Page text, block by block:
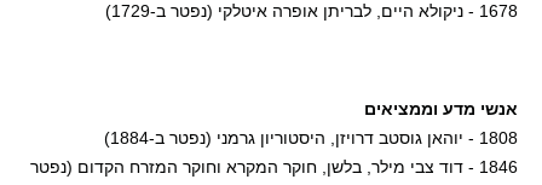
1678 - ניקולא היים, לבריתן אופרה איטלקי (נפטר ב-1729)
אנשי מדע וממציאים
1808 - יוהאן גוסטב דרויזן, היסטוריון גרמני (נפטר ב-1884)
1846 - דוד צבי מילר, בלשן, חוקר המקרא וחוקר המזרח הקדום (נפטר